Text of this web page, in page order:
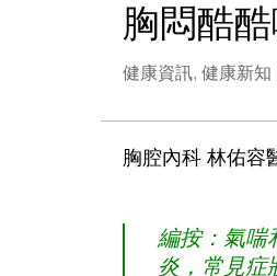
胸悶酷
健康資訊, 健康新知
胸腔內科 林佑容
編按：氣喘
炎，常見症